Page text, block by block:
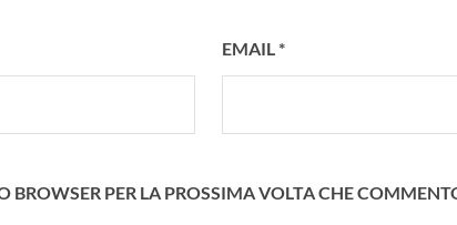
EMAIL *
BROWSER PER LA PROSSIMA VOLTA CHE